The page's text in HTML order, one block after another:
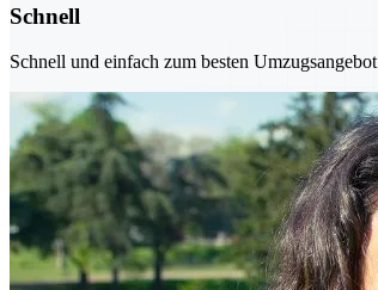
Schnell
Schnell und einfach zum besten Umzugsangebot